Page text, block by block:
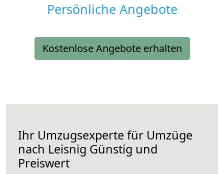
Persönliche Angebote
Kostenlose Angebote erhalten
Ihr Umzugsexperte für Umzüge
nach Leisnig Günstig und
Preiswert